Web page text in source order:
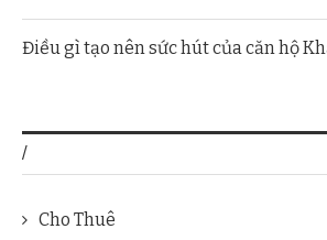
Điều gì tạo nên sức hút của căn hộ
/
Cho Thuê